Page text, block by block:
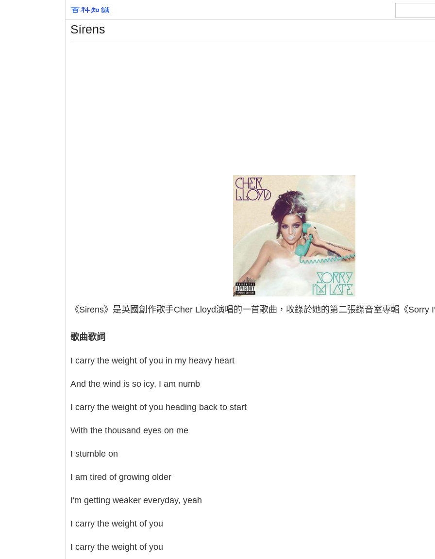
Sirens
《Sirens》是英國創作歌手Cher Lloyd演唱的一首歌曲，收錄於她的第二張錄音室專輯《Sorry
歌曲歌詞
I carry the weight of you in my heavy heart
And the wind is so icy, I am numb
I carry the weight of you heading back to start
With the thousand eyes on me
I stumble on
I am tired of growing older
I'm getting weaker everyday, yeah
I carry the weight of you
I carry the weight of you